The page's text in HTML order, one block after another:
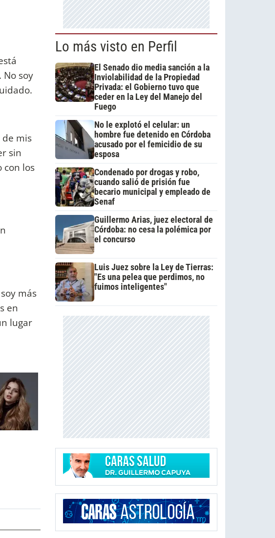
soy
de mis
sin
con los
más
en
lugar
Lo más visto en Perfil
El Senado dio media sanción a la
Inviolabilidad de la Propiedad
Privada: el Gobierno tuvo que
ceder en la Ley del Manejo del
Fuego
No le explotó el celular: un
hombre fue detenido en Córdoba
acusado por el femicidio de su
esposa
Condenado por drogas y robo,
cuando salió de prisión fue
becario municipal y empleado de
Senaf
Guillermo Arias, juez electoral de
Córdoba: no cesa la polémica por
el concurso
Luis Juez sobre la Ley de Tierras:
"Es una pelea que perdimos, no
fuimos inteligentes"